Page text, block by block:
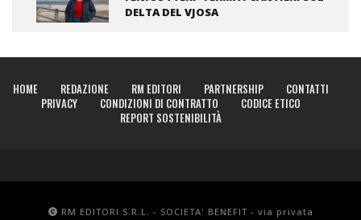
DELTA DEL VJOSA
HOME REDAZIONE RM EDITORI PARTNERSHIP
CONTATTI
PRIVACY
CONDIZIONI DI CONTRATTO
CODICE ETICO
REPORT SOSTENIBILITÀ
RM EDITORI S.R.L. - SOCIETA' BENEFIT - via privata